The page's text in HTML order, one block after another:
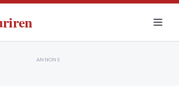
ANNONS